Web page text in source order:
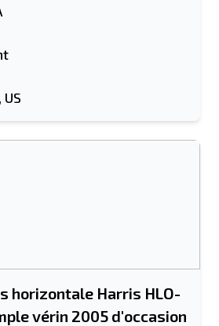
horizontale Harris HLO-
vérin 2005 d'occasion